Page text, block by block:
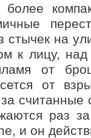
стычек на
к лицу, над
от
от
считанные
раз
и он